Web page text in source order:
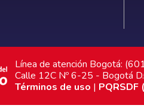
Línea de atención Bogotá:
Calle 12C Nº 6-25 - Bogotá
Términos de uso |